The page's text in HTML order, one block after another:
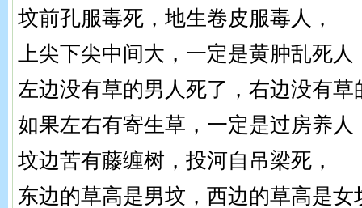
坟前孔服毒死，地生卷皮服毒人，
上尖下尖中间大，一定是黄肿乱死人
左边没有草的男人死了，右边没有草
如果左右有寄生草，一定是过房养人
坟边苦有藤缠树，投河自吊梁死，
东边的草高是男坟，西边的草高是女